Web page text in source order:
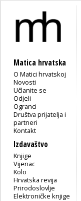
Matica hrvatska
O Matici hrvatskoj
Novosti
Učlanite se
Odjeli
Ogranci
Društva prijatelja i
partneri
Kontakt
Izdavaštvo
Knjige
Vijenac
Kolo
Hrvatska revija
Prirodoslovlje
Elektroničke knjige